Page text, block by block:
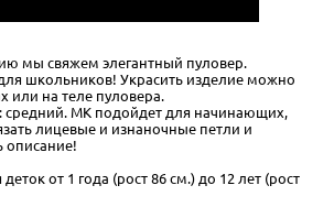
мы свяжем элегантный пуловер.
школьников! Украсить изделие можно
или на теле пуловера.
средний. МК подойдет для начинающих,
лицевые и изнаночные петли и
описание!
от 1 года (рост 86 см.) до 12 лет (рост